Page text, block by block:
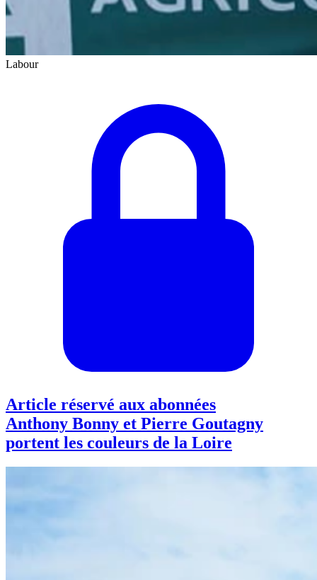
Labour
Article réservé aux abonnées
Anthony Bonny et Pierre Goutagny
portent les couleurs de la Loire